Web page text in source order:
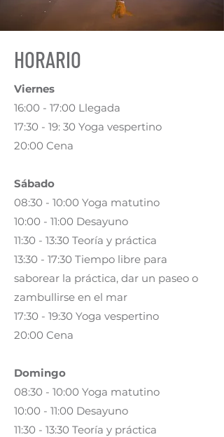
HORARIO
Viernes
16:00 - 17:00 Llegada
17:30 - 19: 30 Yoga vespertino
20:00 Cena
Sábado
08:30 - 10:00 Yoga matutino
10:00 - 11:00 Desayuno
11:30 - 13:30 Teoría y práctica
13:30 - 17:30 Tiempo libre para
saborear la práctica, dar un paseo o
zambullirse en el mar
17:30 - 19:30 Yoga vespertino
20:00 Cena
Domingo
08:30 - 10:00 Yoga matutino
10:00 - 11:00 Desayuno
11:30 - 13:30 Teoría y práctica